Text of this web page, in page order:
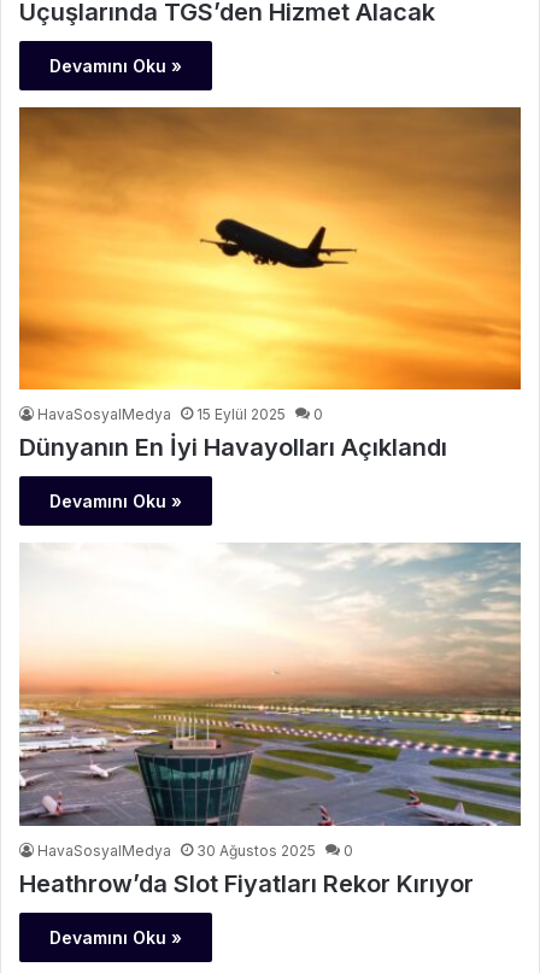
Uçuşlarında TGS’den Hizmet Alacak
Devamını Oku »
HavaSosyalMedya 15 Eylül 2025 0
Dünyanın En İyi Havayolları Açıklandı
Devamını Oku »
HavaSosyalMedya 30 Ağustos 2025 0
Heathrow’da Slot Fiyatları Rekor Kırıyor
Devamını Oku »